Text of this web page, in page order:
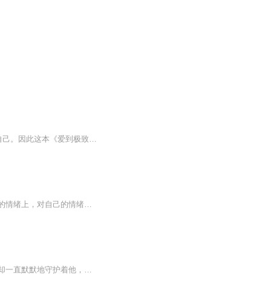
成长真的就是一条自我认识的道路，这个自我认识不是单行道，而是多面的、360度地认识自己。因此这本《爱到极致是放手》，就可以让你去映照一下自己和父母、子女、爱人，以及和自己的关系，自行对号入座，看到自己多个角度的不同层面，对其他人的感受能够有个不同维度的体察和认识。
解读亲密关系的必读经典，让你从关系中找回自己关系中的问题，其实都出在我们自己内在的情绪上，对自己的情绪负责就不会再受那么多的苦，关系就会越来越好。
魏琛感到自己像个大笑话，爱错了人，信错了人，最终被众人抛弃。但是，他的自闭媳妇儿却一直默默地守护着他，照顾他的生活起居，保护他免受伤害。在黑暗的夜晚，魏琛想起了自己的过错，希望如果有来生，他会更加珍惜陈黎，用最温柔的方式爱护他，给他最完...